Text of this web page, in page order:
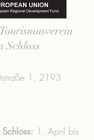
Schloss
1, 2193
1. April bis